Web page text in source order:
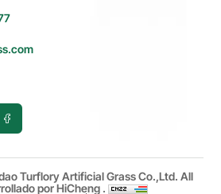
Turflory Artificial Grass Co.,Ltd. All
por HiCheng .